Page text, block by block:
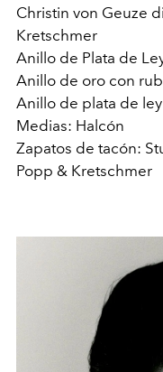
Christin von Geuze
Kretschmer
Anillo de Plata de
Anillo de oro con
Anillo de plata de
Medias: Halcón
Zapatos de tacón:
Popp & Kretschmer